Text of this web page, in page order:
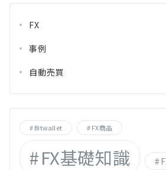
FX
事例
自動売買
Bitwallet FX商品
FX基礎知識